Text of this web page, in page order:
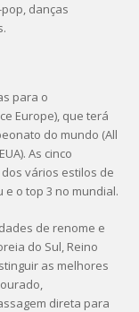
danças
para o
Europe), que terá
do mundo (All
As cinco
vários estilos de
o top 3 no mundial.
de renome e
do Sul, Reino
as melhores
direta para